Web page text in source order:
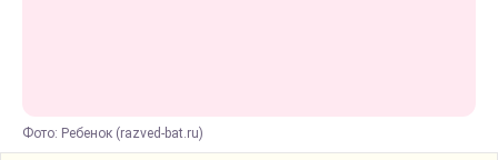
Фото: Ребенок (razved-bat.ru)